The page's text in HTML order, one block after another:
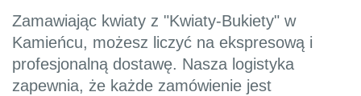
Zamawiając kwiaty z "Kwiaty-Bukiety" w
Kamieńcu, możesz liczyć na ekspresową i
profesjonalną dostawę. Nasza logistyka
zapewnia, że każde zamówienie jest